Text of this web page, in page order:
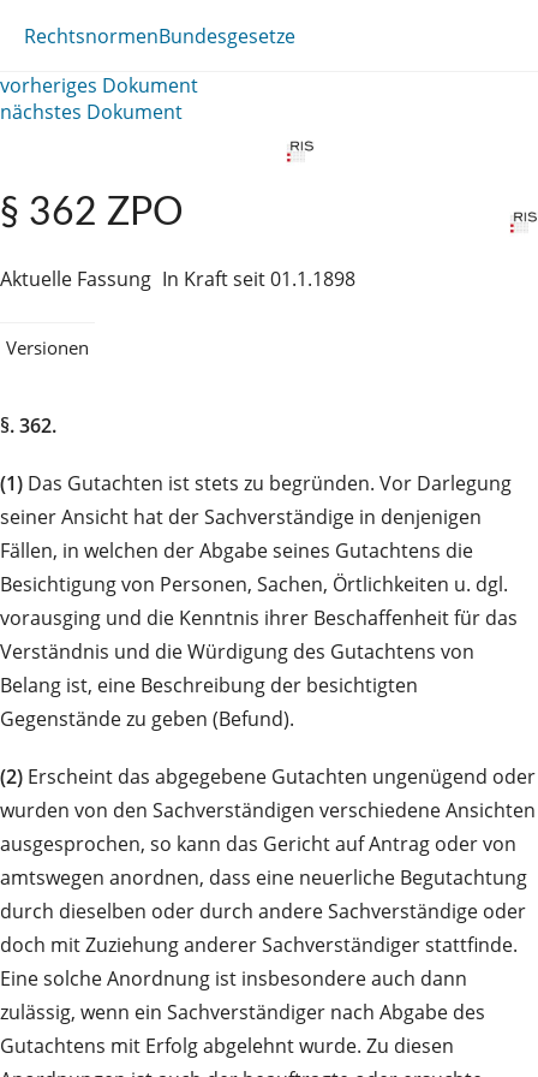
RechtsnormenBundesgesetze
vorheriges Dokument
nächstes Dokument
§ 362 ZPO
Aktuelle Fassung In Kraft seit 01.1.1898
Versionen
§. 362.
(1) Das Gutachten ist stets zu begründen. Vor Darlegung
seiner Ansicht hat der Sachverständige in denjenigen
Fällen, in welchen der Abgabe seines Gutachtens die
Besichtigung von Personen, Sachen, Örtlichkeiten u. dgl.
vorausging und die Kenntnis ihrer Beschaffenheit für das
Verständnis und die Würdigung des Gutachtens von
Belang ist, eine Beschreibung der besichtigten
Gegenstände zu geben (Befund).
(2) Erscheint das abgegebene Gutachten ungenügend oder
wurden von den Sachverständigen verschiedene Ansichten
ausgesprochen, so kann das Gericht auf Antrag oder von
amtswegen anordnen, dass eine neuerliche Begutachtung
durch dieselben oder durch andere Sachverständige oder
doch mit Zuziehung anderer Sachverständiger stattfinde.
Eine solche Anordnung ist insbesondere auch dann
zulässig, wenn ein Sachverständiger nach Abgabe des
Gutachtens mit Erfolg abgelehnt wurde. Zu diesen